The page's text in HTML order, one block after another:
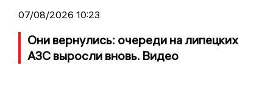
07/08/2026 10:23
Они вернулись: очереди на липецких
АЗС выросли вновь. Видео